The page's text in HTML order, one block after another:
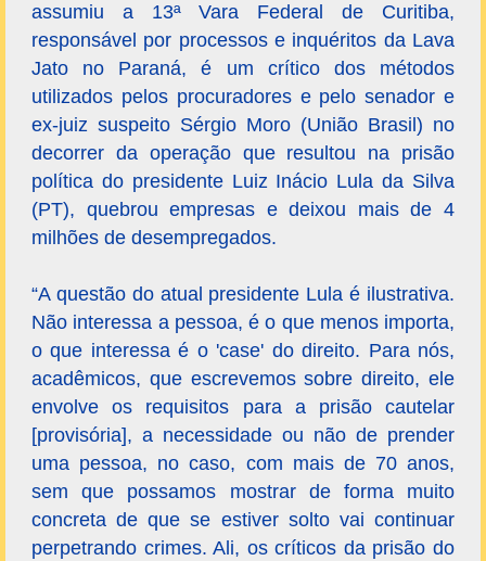
assumiu a 13ª Vara Federal de Curitiba,
responsável por processos e inquéritos da Lava
Jato no Paraná, é um crítico dos métodos
utilizados pelos procuradores e pelo senador e
ex-juiz suspeito Sérgio Moro (União Brasil) no
decorrer da operação que resultou na prisão
política do presidente Luiz Inácio Lula da Silva
(PT), quebrou empresas e deixou mais de 4
milhões de desempregados.
“A questão do atual presidente Lula é ilustrativa.
Não interessa a pessoa, é o que menos importa,
o que interessa é o 'case' do direito. Para nós,
acadêmicos, que escrevemos sobre direito, ele
envolve os requisitos para a prisão cautelar
[provisória], a necessidade ou não de prender
uma pessoa, no caso, com mais de 70 anos,
sem que possamos mostrar de forma muito
concreta de que se estiver solto vai continuar
perpetrando crimes. Ali, os críticos da prisão do